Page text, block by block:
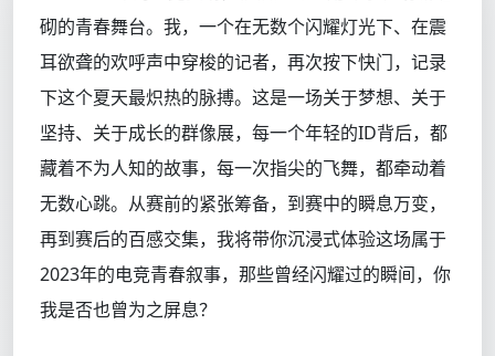
砌的青春舞台。我，一个在无数个闪耀灯光下、在震
耳欲聋的欢呼声中穿梭的记者，再次按下快门，记录
下这个夏天最炽热的脉搏。这是一场关于梦想、关于
坚持、关于成长的群像展，每一个年轻的ID背后，都
藏着不为人知的故事，每一次指尖的飞舞，都牵动着
无数心跳。从赛前的紧张筹备，到赛中的瞬息万变，
再到赛后的百感交集，我将带你沉浸式体验这场属于
2023年的电竞青春叙事，那些曾经闪耀过的瞬间，你
我是否也曾为之屏息？